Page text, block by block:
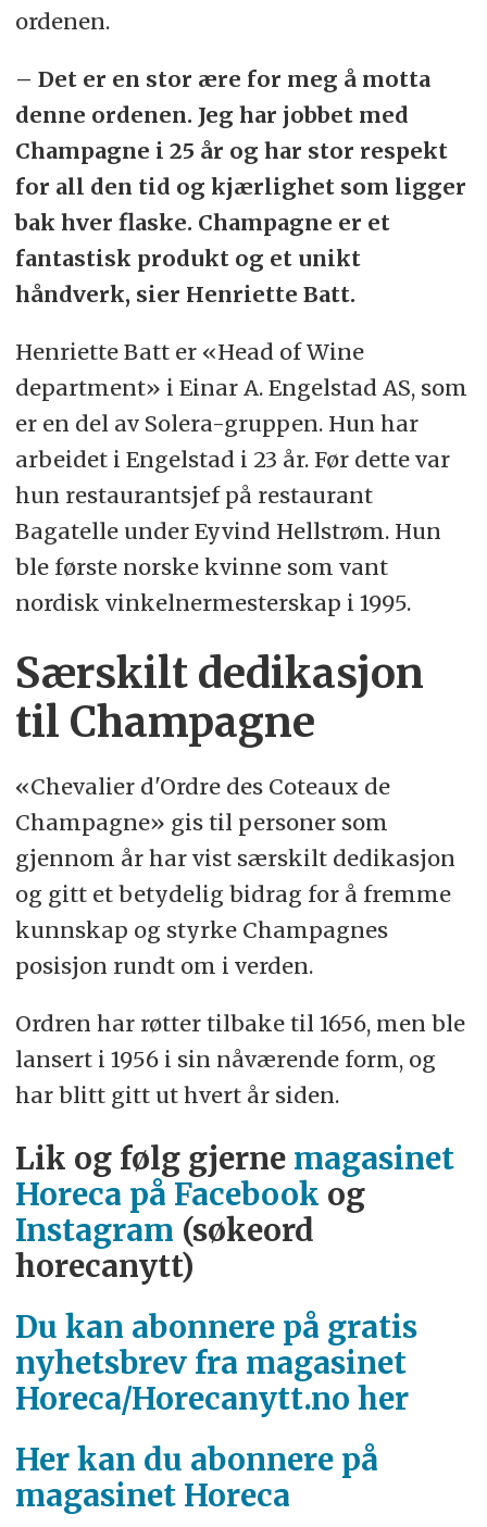
ordenen.
– Det er en stor ære for meg å motta
denne ordenen. Jeg har jobbet med
Champagne i 25 år og har stor respekt
for all den tid og kjærlighet som ligger
bak hver flaske. Champagne er et
fantastisk produkt og et unikt
håndverk, sier Henriette Batt.
Henriette Batt er «Head of Wine
department» i Einar A. Engelstad AS, som
er en del av Solera-gruppen. Hun har
arbeidet i Engelstad i 23 år. Før dette var
hun restaurantsjef på restaurant
Bagatelle under Eyvind Hellstrøm. Hun
ble første norske kvinne som vant
nordisk vinkelnermesterskap i 1995.
Særskilt dedikasjon
til Champagne
«Chevalier d'Ordre des Coteaux de
Champagne» gis til personer som
gjennom år har vist særskilt dedikasjon
og gitt et betydelig bidrag for å fremme
kunnskap og styrke Champagnes
posisjon rundt om i verden.
Ordren har røtter tilbake til 1656, men ble
lansert i 1956 i sin nåværende form, og
har blitt gitt ut hvert år siden.
Lik og følg gjerne magasinet
Horeca på Facebook og
Instagram (søkeord
horecanytt)
Du kan abonnere på gratis
nyhetsbrev fra magasinet
Horeca/Horecanytt.no her
Her kan du abonnere på
magasinet Horeca